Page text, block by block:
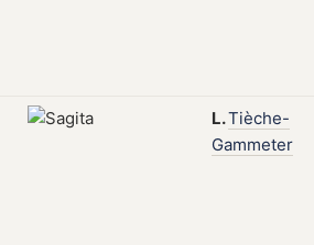
L.Tièche-
Gammeter